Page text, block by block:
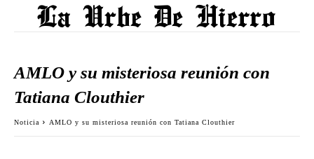
AMLO y su misteriosa reunión con
Tatiana Clouthier
Noticia AMLO y su misteriosa reunión con Tatiana Clouthier